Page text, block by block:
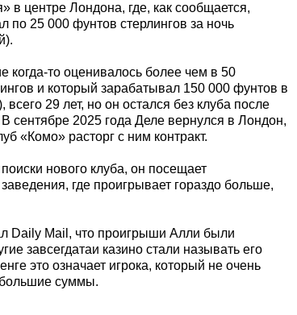
в центре Лондона, где, как сообщается,
по 25 000 фунтов стерлингов за ночь
когда-то оценивалось более чем в 50
и который зарабатывал 150 000 фунтов в
29 лет, но он остался без клуба после
В сентябре 2025 года Деле вернулся в Лондон,
«Комо» расторг с ним контракт.
нового клуба, он посещает
где проигрывает гораздо больше,
Daily Mail, что проигрыши Алли были
завсегдатаи казино стали называть его
это означает игрока, который не очень
суммы.